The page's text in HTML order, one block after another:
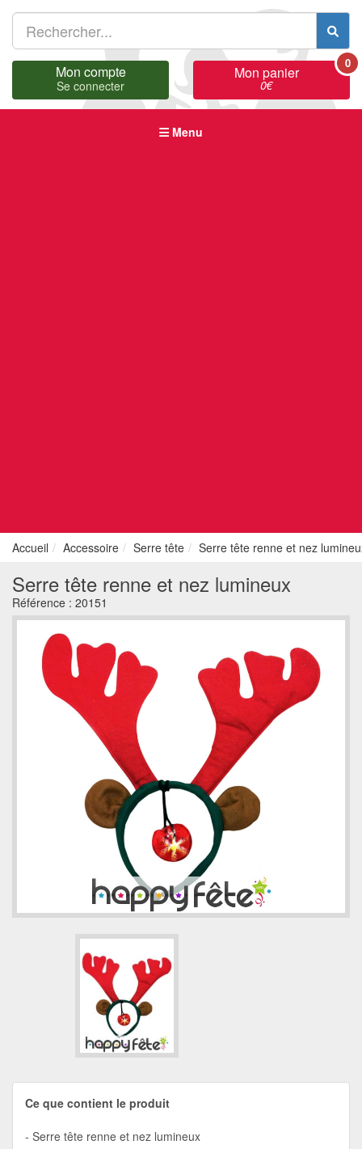
Mon compte
Se connecter
Mon panier
0€
0
Menu
Accueil Accessoire Serre tête Serre tête renne et nez
Serre tête renne et nez lumineux
Référence : 20151
Ce que contient le produit
Serre tête renne et nez lumineux